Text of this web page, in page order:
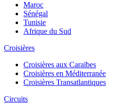
Maroc
Sénégal
Tunisie
Afrique du Sud
Croisières
Croisières aux Caraïbes
Croisières en Méditerranée
Croisières Transatlantiques
Circuits